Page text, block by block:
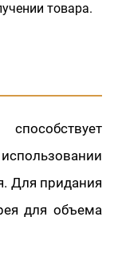
товара.
Для придания
для объема